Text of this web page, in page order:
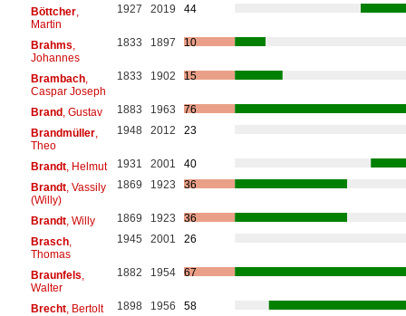
Böttcher,
Martin
1927 2019 44
Brahms
Johannes
1833 1897 10
Brambach,
Caspar Joseph
1833 1902 15
Brand, Gustav 1883 1963
76
Brandmüller,
Theo
1948 2012 23
Brandt, Helmut 1931 2001
40
Brandt, Vassily
(Willy)
1869 1923 36
Brandt, Willy 1869 1923
36
Brasch,
Thomas
1945 2001 26
Braunfels
Walter
1882 1954 67
Brecht, Bertolt 1898 1956
58